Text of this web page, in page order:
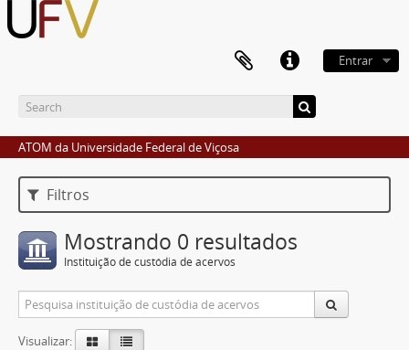
Entrar
ATOM da Universidade Federal de Viçosa
Filtros
Mostrando 0 resultados
Instituição de custódia de acervos
Visualizar: